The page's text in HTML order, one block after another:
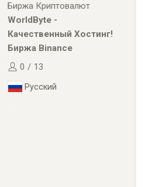
Биржа Криптовалют
WorldByte -
Качественный Хостинг!
Биржа Binance
0 / 13
Русский